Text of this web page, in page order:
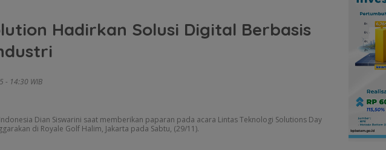
Hadirkan Solusi Digital Berbasis
- 14:30 WIB
Dian Siswarini saat memberikan paparan pada acara Lintas Teknologi Solutions Day
di Royale Golf Halim, Jakarta pada Sabtu, (29/11).